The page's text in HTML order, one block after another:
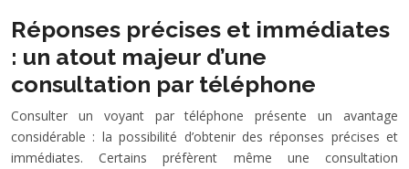
Réponses précises et immédiates
: un atout majeur d’une
consultation par téléphone
Consulter un voyant par téléphone présente un avantage
considérable : la possibilité d’obtenir des réponses précises et
immédiates. Certains préfèrent même une consultation